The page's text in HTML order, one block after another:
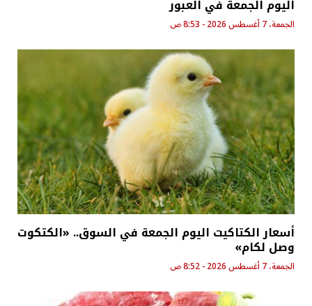
اليوم الجمعة في العبور
الجمعة، 7 أغسطس 2026 - 8:53 ص
أسعار الكتاكيت اليوم الجمعة في السوق.. «الكتكوت
وصل لكام»
الجمعة، 7 أغسطس 2026 - 8:52 ص